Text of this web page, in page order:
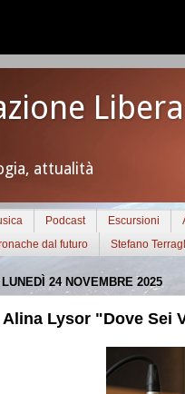
Libera
attualità
Podcast Escursioni
dal futuro Stefano
LUNEDÌ 24 NOVEMBRE 2025
Alina Lysor "Dove Sei